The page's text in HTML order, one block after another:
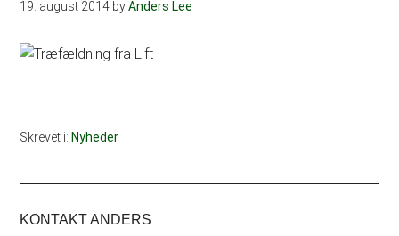
19. august 2014 byAnders Lee
Skrevet i: Nyheder
KONTAKT ANDERS